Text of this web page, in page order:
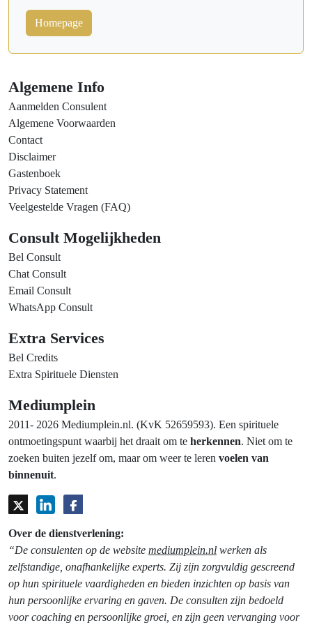
Homepage
Algemene Info
Aanmelden Consulent
Algemene Voorwaarden
Contact
Disclaimer
Gastenboek
Privacy Statement
Veelgestelde Vragen (FAQ)
Consult Mogelijkheden
Bel Consult
Chat Consult
Email Consult
WhatsApp Consult
Extra Services
Bel Credits
Extra Spirituele Diensten
Mediumplein
2011- 2026 Mediumplein.nl. (KvK 52659593). Een spirituele
ontmoetingspunt waarbij het draait om te herkennen. Niet om te
zoeken buiten jezelf om, maar om weer te leren voelen van
binnenuit.
Over de dienstverlening:
“De consulenten op de website mediumplein.nl werken als
zelfstandige, onafhankelijke experts. Zij zijn zorgvuldig gescreend
op hun spirituele vaardigheden en bieden inzichten op basis van
hun persoonlijke ervaring en gaven. De consulten zijn bedoeld
voor coaching en persoonlijke groei, en zijn geen vervanging voor